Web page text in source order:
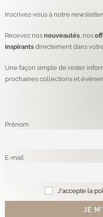
Inscrivez-vous à notre
Recevez nos nouveautés , nos
inspirants directement dans
Une façon simple de rester
prochaines collections et
Prénom
E-mail
J'accepte la